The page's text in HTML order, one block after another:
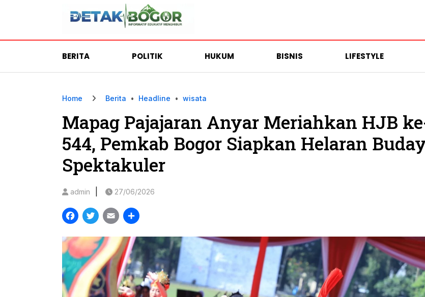
BERITA POLITIK HUKUM BISNIS LIFESTYLE
Home Berita • Headline • wisata
Mapag Pajajaran Anyar Meriahkan HJB
544, Pemkab Bogor Siapkan Helaran
Spektakuler
admin 27/06/2026
Facebook
Twitter
Email